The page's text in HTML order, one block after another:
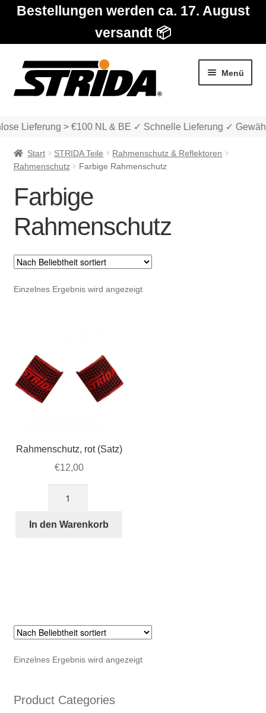
Bestellungen werden ca. 17. August
versandt 📦
Zur
Navigation
springen
Zum
Inhalt
springen
Menü
Die Modelle
Katalog
Account & Support
Lieferung > €100 NL & BE ✓ Schnelle Lieferung ✓
Start STRIDA Teile
Rahmenschutz & Reflektoren
Rahmenschutz
Farbige Rahmenschutz
Farbige
Rahmenschutz
Einzelnes Ergebnis wird angezeigt
Rahmenschutz, rot (Satz)
€12,00
(Satz)
In den Warenkorb
Einzelnes Ergebnis wird angezeigt
Product Categories